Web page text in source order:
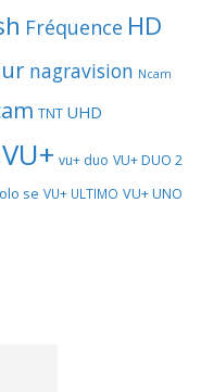
Fréquence HD
nagravision Ncam
TNT UHD
VU+ vu+ duo VU+ DUO 2
se VU+ ULTIMO VU+ UNO